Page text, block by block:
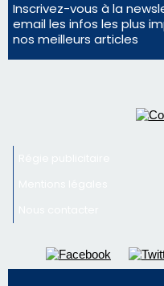
Inscrivez-vous à la
email les infos les plus
Nous contacter